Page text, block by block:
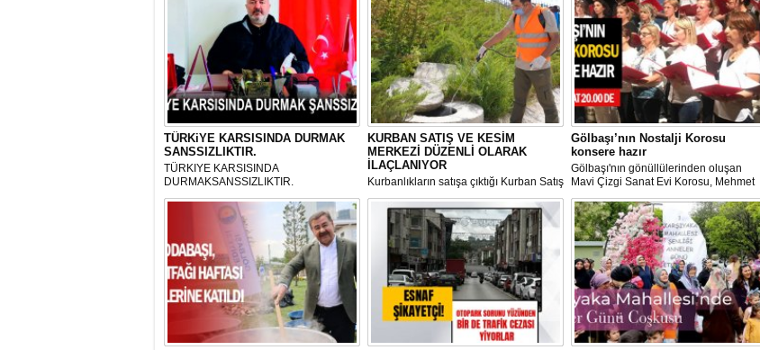
TÜRKiYE KARSISINDA DURMAK
SANSSIZLIKTIR.
TÜRKIYE KARSISINDA
DURMAKSANSSIZLIKTIR.
KURBAN SATIŞ VE KESİM
MERKEZİ DÜZENLİ OLARAK
İLAÇLANIYOR
Kurbanlıkların satışa çıktığı Kurban Satış
ve Kesim Merkezi, haşere ve
mikropların önüne geçilmesi amacıyla
her gün Gölbaşı Belediyesi ekipleri
tarafından düzenli olarak ilaçlanıyor.
Gölbaşı’nın Nostalji Korosu
konsere hazır
Gölbaşı'nın gönüllülerinden oluşan
Mavi Çizgi Sanat Evi Korosu, Mehmet
Akif Ersoy Kültür Merkezi’nde vereceği
konsere hızır.